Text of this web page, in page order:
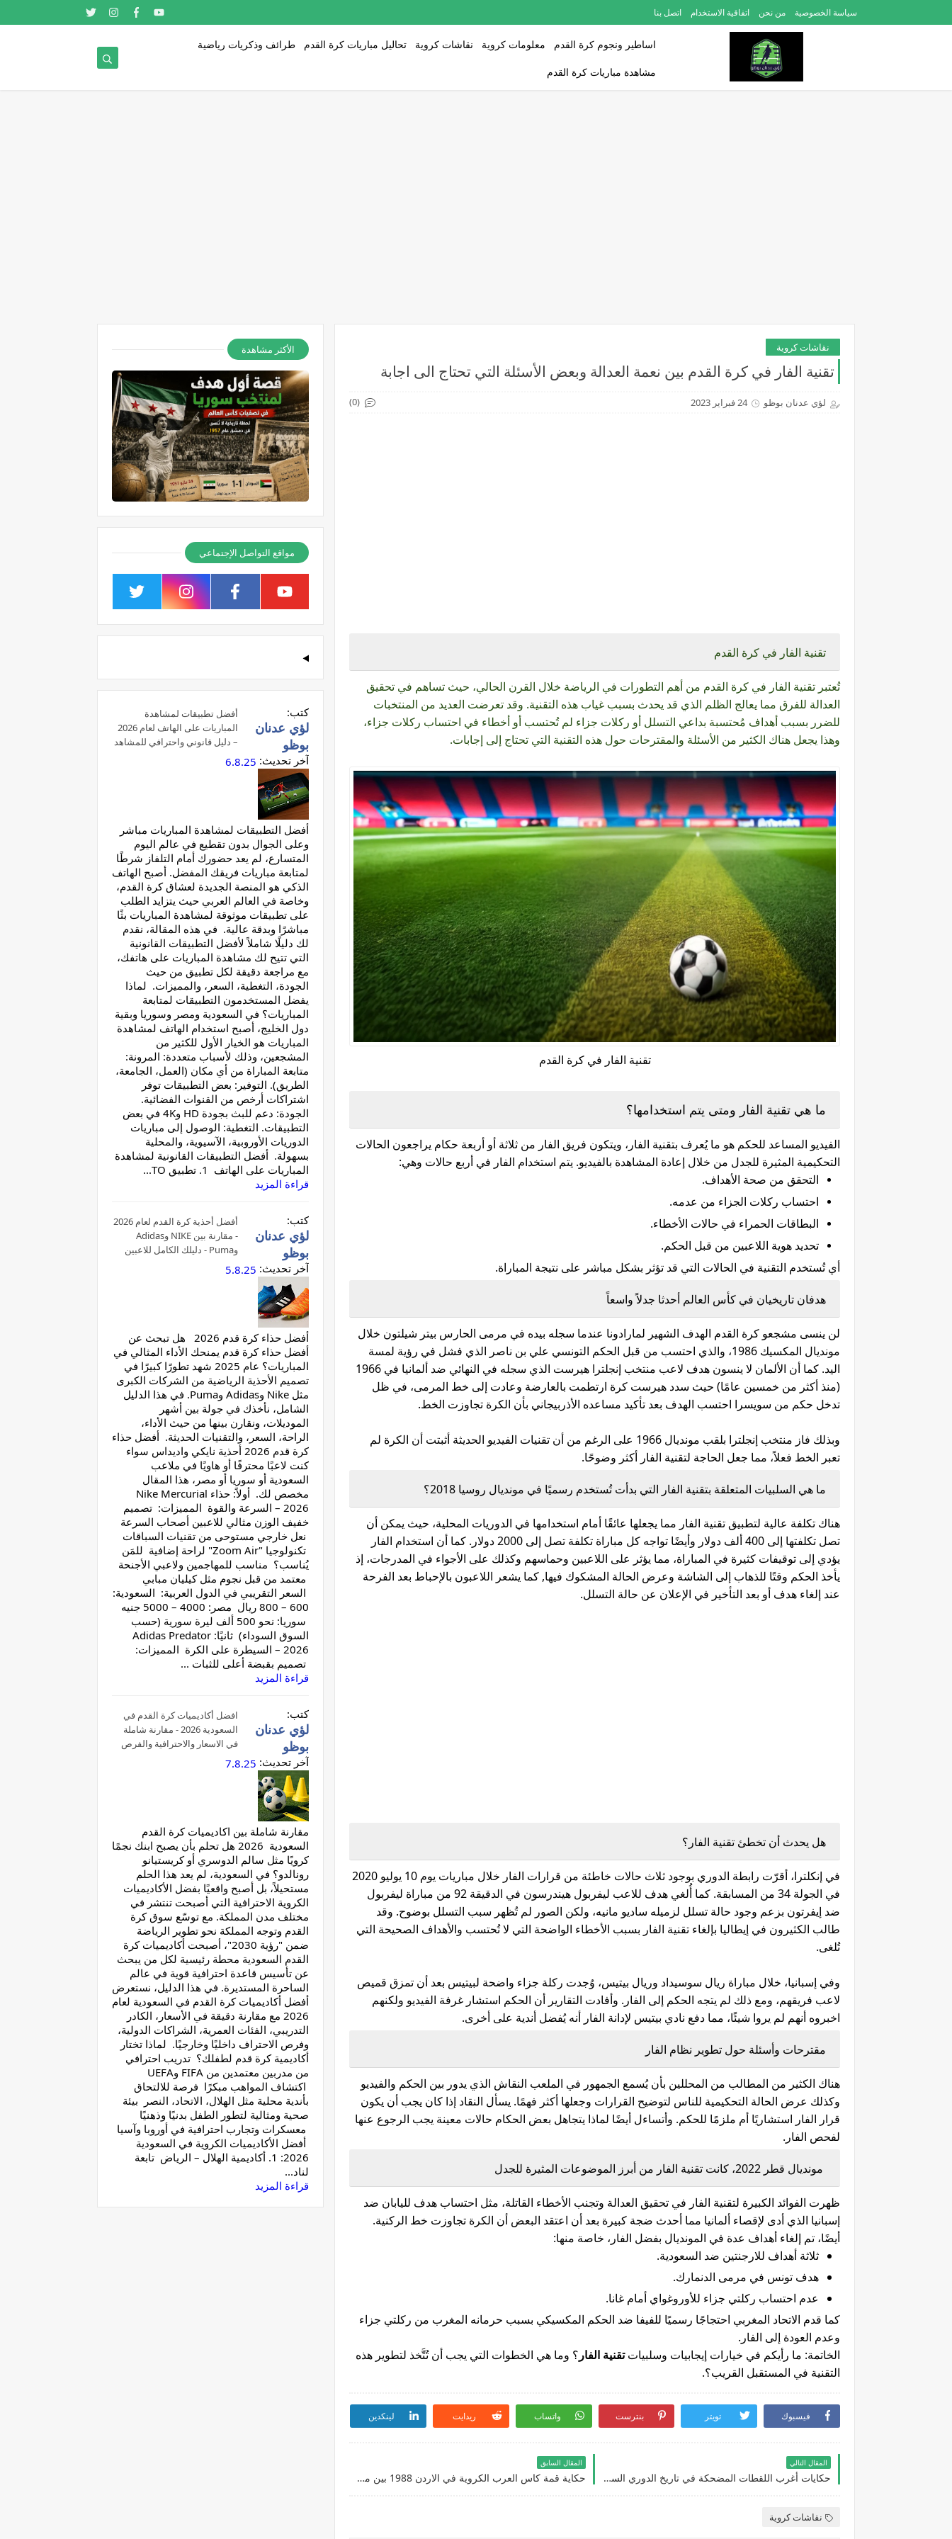
سياسة الخصوصية من نحن اتفاقية الاستخدام اتصل بنا
اساطير ونجوم كرة القدم معلومات كروية نقاشات كروية تحاليل مباريات كرة القدم طرائف وذكريات رياضية
مشاهدة مباريات كرة القدم
نقاشات كروية
تقنية الفار في كرة القدم بين نعمة العدالة وبعض الأسئلة التي تحتاج الى اجابة
لؤي عدنان بوظو 24 فبراير 2023 (0)
تقنية الفار في كرة القدم
تُعتبر تقنية الفار في كرة القدم من أهم التطورات في الرياضة خلال القرن الحالي، حيث تساهم في تحقيق
العدالة للفرق مما يعالج الظلم الذي قد يحدث بسبب غياب هذه التقنية. وقد تعرضت العديد من المنتخبات
للضرر بسبب أهداف مُحتسبة بداعي التسلل أو ركلات جزاء لم تُحتسب أو أخطاء في احتساب ركلات جزاء،
وهذا يجعل هناك الكثير من الأسئلة والمقترحات حول هذه التقنية التي تحتاج إلى إجابات.
تقنية الفار في كرة القدم
ما هي تقنية الفار ومتى يتم استخدامها؟
الفيديو المساعد للحكم هو ما يُعرف بتقنية الفار، ويتكون فريق الفار من ثلاثة أو أربعة حكام يراجعون الحالات
التحكيمية المثيرة للجدل من خلال إعادة المشاهدة بالفيديو. يتم استخدام الفار في أربع حالات وهي:
التحقق من صحة الأهداف.
احتساب ركلات الجزاء من عدمه.
البطاقات الحمراء في حالات الأخطاء.
تحديد هوية اللاعبين من قبل الحكم.
أي تُستخدم التقنية في الحالات التي قد تؤثر بشكل مباشر على نتيجة المباراة.
هدفان تاريخيان في كأس العالم أحدثا جدلاً واسعاً
لن ينسى مشجعو كرة القدم الهدف الشهير لمارادونا عندما سجله بيده في مرمى الحارس بيتر شيلتون خلال
مونديال المكسيك 1986، والذي احتسب من قبل الحكم التونسي علي بن ناصر الذي فشل في رؤية لمسة
اليد. كما أن الألمان لا ينسون هدف لاعب منتخب إنجلترا هيرست الذي سجله في النهائي ضد ألمانيا في 1966
(منذ أكثر من خمسين عامًا) حيث سدد هيرست كرة ارتطمت بالعارضة وعادت إلى خط المرمى، في ظل
تدخل حكم من سويسرا احتسب الهدف بعد تأكيد مساعده الأذربيجاني بأن الكرة تجاوزت الخط.
وبذلك فاز منتخب إنجلترا بلقب مونديال 1966 على الرغم من أن تقنيات الفيديو الحديثة أثبتت أن الكرة لم
تعبر الخط فعلاً، مما جعل الحاجة لتقنية الفار أكثر وضوحًا.
ما هي السلبيات المتعلقة بتقنية الفار التي بدأت تُستخدم رسميًا في مونديال روسيا 2018؟
هناك تكلفة عالية لتطبيق تقنية الفار مما يجعلها عائقًا أمام استخدامها في الدوريات المحلية، حيث يمكن أن
تصل تكلفتها إلى 400 ألف دولار وأيضًا تواجه كل مباراة تكلفة تصل إلى 2000 دولار. كما أن استخدام الفار
يؤدي إلى توقيفات كثيرة في المباراة، مما يؤثر على اللاعبين وحماسهم وكذلك على الأجواء في المدرجات، إذ
يأخذ الحكم وقتًا للذهاب إلى الشاشة وعرض الحالة المشكوك فيها, كما يشعر اللاعبون بالإحباط بعد الفرحة
عند إلغاء هدف أو بعد التأخير في الإعلان عن حالة التسلل.
هل يحدث أن تخطئ تقنية الفار؟
في إنكلترا، أقرّت رابطة الدوري بوجود ثلاث حالات خاطئة من قرارات الفار خلال مباريات يوم 10 يوليو 2020
في الجولة 34 من المسابقة. كما أُلغي هدف للاعب ليفربول هيندرسون في الدقيقة 92 من مباراة ليفربول
ضد إيفرتون بزعم وجود حالة تسلل لزميله ساديو مانيه، ولكن الصور لم تُظهر سبب التسلل بوضوح. وقد
طالب الكثيرون في إيطاليا بإلغاء تقنية الفار بسبب الأخطاء الواضحة التي لا تُحتسب والأهداف الصحيحة التي
تُلغى.
وفي إسبانيا، خلال مباراة ريال سوسيداد وريال بيتيس، وُجدت ركلة جزاء واضحة لبيتيس بعد أن تمزق قميص
لاعب فريقهم، ومع ذلك لم يتجه الحكم إلى الفار. وأفادت التقارير أن الحكم استشار غرفة الفيديو ولكنهم
اخبروه أنهم لم يروا شيئًا، مما دفع نادي بيتيس لإدانة الفار أنه يُفضل أندية على أخرى.
مقترحات وأسئلة حول تطوير نظام الفار
هناك الكثير من المطالب من المحللين بأن يُسمع الجمهور في الملعب النقاش الذي يدور بين الحكم والفيديو
وكذلك عرض الحالة التحكيمية للناس لتوضيح القرارات وجعلها أكثر فهمًا. يسأل النقاد إذا كان يجب أن يكون
قرار الفار استشاريًا أم ملزمًا للحكم. وأتساءل أيضًا لماذا يتجاهل بعض الحكام حالات معينة يجب الرجوع عنها
لفحص الفار.
مونديال قطر 2022، كانت تقنية الفار من أبرز الموضوعات المثيرة للجدل
ظهرت الفوائد الكبيرة لتقنية الفار في تحقيق العدالة وتجنب الأخطاء القاتلة، مثل احتساب هدف لليابان ضد
إسبانيا الذي أدى لإقصاء ألمانيا مما أحدث ضجة كبيرة بعد أن اعتقد البعض أن الكرة تجاوزت خط الركنية.
أيضًا، تم إلغاء أهداف عدة في المونديال بفضل الفار، خاصة منها:
ثلاثة أهداف للارجنتين ضد السعودية.
هدف تونس في مرمى الدنمارك.
عدم احتساب ركلتي جزاء للأوروغواي أمام غانا.
كما قدم الاتحاد المغربي احتجاجًا رسميًا للفيفا ضد الحكم المكسيكي بسبب حرمانه المغرب من ركلتي جزاء
وعدم العودة إلى الفار.
الخاتمة: ما رأيكم في خيارات إيجابيات وسلبياتتقنية الفار ؟ وما هي الخطوات التي يجب أن تُتَّخذ لتطوير هذه
التقنية في المستقبل القريب؟.
فيسبوك تويتر بنترست واتساب ريدايت لينكدين
المقال التالي
حكايات أغرب اللقطات المضحكة في تاريخ الدوري السوري ومنتخب سوريا لكرة القدم
المقال السابق
حكاية قمة كاس العرب الكروية في الاردن 1988 بين منتخب سوريا ومنتخب مصر
نقاشات كروية
الأكثر مشاهدة
مواقع التواصل الإجتماعي
أفضل تطبيقات لمشاهدة
المباريات على الهاتف لعام 2026
– دليل قانوني واحترافي للمشاهد
العربي
كتب:
لؤي عدنان
بوظو
آخر تحديث: 6.8.25
أفضل التطبيقات لمشاهدة المباريات مباشر
وعلى الجوال بدون تقطيع في عالم اليوم
المتسارع، لم يعد حضورك أمام التلفاز شرطًا
لمتابعة مباريات فريقك المفضل. أصبح الهاتف
الذكي هو المنصة الجديدة لعشاق كرة القدم،
وخاصة في العالم العربي حيث يتزايد الطلب
على تطبيقات موثوقة لمشاهدة المباريات بثًا
مباشرًا وبدقة عالية. في هذه المقالة، نقدم
لك دليلًا شاملاً لأفضل التطبيقات القانونية
التي تتيح لك مشاهدة المباريات على هاتفك،
مع مراجعة دقيقة لكل تطبيق من حيث
الجودة، التغطية، السعر، والمميزات. لماذا
يفضل المستخدمون التطبيقات لمتابعة
المباريات؟ في السعودية ومصر وسوريا وبقية
دول الخليج، أصبح استخدام الهاتف لمشاهدة
المباريات هو الخيار الأول للكثير من
المشجعين، وذلك لأسباب متعددة: المرونة:
متابعة المباراة من أي مكان (العمل، الجامعة،
الطريق). التوفير: بعض التطبيقات توفر
اشتراكات أرخص من القنوات الفضائية.
الجودة: دعم للبث بجودة HD و4K في بعض
التطبيقات. التغطية: الوصول إلى مباريات
الدوريات الأوروبية، الآسيوية، والمحلية
بسهولة. أفضل التطبيقات القانونية لمشاهدة
المباريات على الهاتف 1. تطبيق TO...
قراءة المزيد
أفضل أحذية كرة القدم لعام 2026
- مقارنة بين NIKE وAdidas
وPuma - دليلك الكامل للاعبين
في العالم العربي
كتب:
لؤي عدنان
بوظو
آخر تحديث: 5.8.25
أفضل حذاء كرة قدم 2026 هل تبحث عن
أفضل حذاء كرة قدم يمنحك الأداء المثالي في
المباريات؟ عام 2025 شهد تطورًا كبيرًا في
تصميم الأحذية الرياضية من الشركات الكبرى
مثل Nike وAdidas وPuma. في هذا الدليل
الشامل، نأخذك في جولة بين أشهر
الموديلات، ونقارن بينها من حيث الأداء،
الراحة، السعر، والتقنيات الحديثة. أفضل حذاء
كرة قدم 2026 أحذية نايكي واديداس سواء
كنت لاعبًا محترفًا أو هاويًا في ملاعب
السعودية أو سوريا أو مصر، هذا المقال
مخصص لك. أولاً: حذاء Nike Mercurial
2026 – السرعة والقوة المميزات: تصميم
خفيف الوزن مثالي للاعبين أصحاب السرعة
نعل خارجي مستوحى من تقنيات السباقات
تكنولوجيا "Zoom Air" لراحة إضافية للمَن
يُناسب؟ مناسب للمهاجمين ولاعبي الأجنحة
معتمد من قبل نجوم مثل كيليان مبابي
السعر التقريبي في الدول العربية: السعودية:
600 – 800 ريال مصر: 4000 – 5000 جنيه
سوريا: نحو 500 ألف ليرة سورية (حسب
السوق السوداء) ثانيًا: Adidas Predator
2026 – السيطرة على الكرة المميزات:
تصميم بقبضة أعلى للثبات ...
قراءة المزيد
افضل أكاديميات كرة القدم في
السعودية 2026 - مقارنة شاملة
في الاسعار والاحترافية والفرص
كتب:
لؤي عدنان
بوظو
آخر تحديث: 7.8.25
مقارنة شاملة بين اكاديميات كرة القدم
السعودية 2026 هل تحلم بأن يصبح ابنك نجمًا
كرويًا مثل سالم الدوسري أو كريستيانو
رونالدو؟ في السعودية، لم يعد هذا الحلم
مستحيلاً، بل أصبح واقعيًا بفضل الأكاديميات
الكروية الاحترافية التي أصبحت تنتشر في
مختلف مدن المملكة. مع توسّع سوق كرة
القدم وتوجه المملكة نحو تطوير الرياضة
ضمن "رؤية 2030"، أصبحت أكاديميات كرة
القدم السعودية محطة رئيسية لكل من يبحث
عن تأسيس قاعدة احترافية قوية في عالم
الساحرة المستديرة. في هذا الدليل، نستعرض
أفضل أكاديميات كرة القدم في السعودية لعام
2026 مع مقارنة دقيقة في الأسعار، الكادر
التدريبي، الفئات العمرية، الشراكات الدولية،
وفرص الاحتراف داخليًا وخارجيًا. لماذا تختار
أكاديمية كرة قدم لطفلك؟ تدريب احترافي
من مدربين معتمدين من FIFA وUEFA
اكتشاف المواهب مبكرًا فرصة للالتحاق
بأندية محلية مثل الهلال، الاتحاد، النصر بيئة
صحية ومثالية لتطور الطفل بدنيًا وذهنيًا
معسكرات وتجارب احترافية في أوروبا وآسيا
أفضل الأكاديميات الكروية في السعودية
2026: 1. أكاديمية الهلال – الرياض تابعة
لناد...
قراءة المزيد